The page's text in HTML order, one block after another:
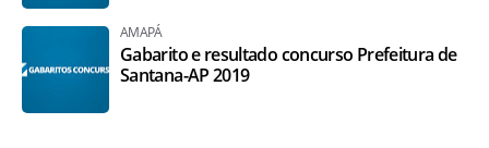
AMAPÁ
Gabarito e resultado concurso Prefeitura de
Santana-AP 2019